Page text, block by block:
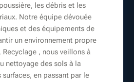
les débris et les
Notre équipe dévouée
et des équipements de
un environnement propre
Recyclage , nous veillons à
nettoyage des sols à la
en passant par le